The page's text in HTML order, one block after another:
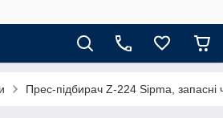
Прес-підбирач Z-224 Sipma, запасні